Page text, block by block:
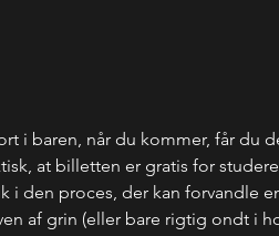
i baren, når du kommer, får du
at billetten er gratis for
i den proces, der kan forvandle
af grin (eller bare rigtig ondt i